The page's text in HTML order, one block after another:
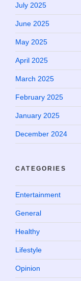
July 2025
June 2025
May 2025
April 2025
March 2025
February 2025
January 2025
December 2024
CATEGORIES
Entertainment
General
Healthy
Lifestyle
Opinion